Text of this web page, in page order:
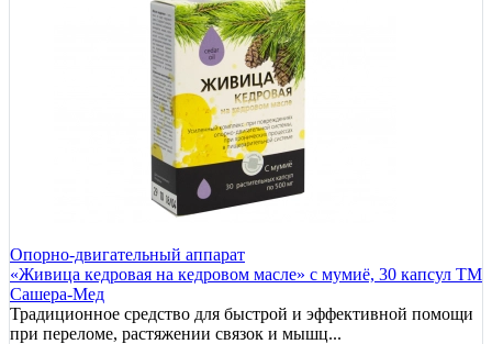
Опорно-двигательный аппарат
«Живица кедровая на кедровом масле» с мумиё, 30 капсул ТМ
Сашера-Мед
Традиционное средство для быстрой и эффективной помощи
при переломе, растяжении связок и мышц...